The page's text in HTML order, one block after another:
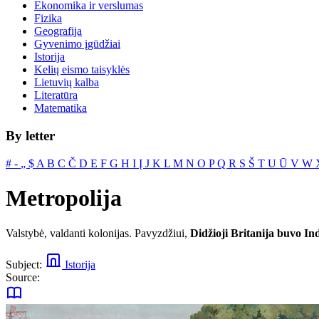
Ekonomika ir verslumas
Fizika
Geografija
Gyvenimo įgūdžiai
Istorija
Kelių eismo taisyklės
Lietuvių kalba
Literatūra
Matematika
By letter
# ‐ „ $ A B C Č D E F G H I Į J K L M N O PQ R S Š T U Ū V W
Metropolija
Valstybė, valdanti kolonijas. Pavyzdžiui, Didžioji Britanija buvo
Subject:
Istorija
Source: